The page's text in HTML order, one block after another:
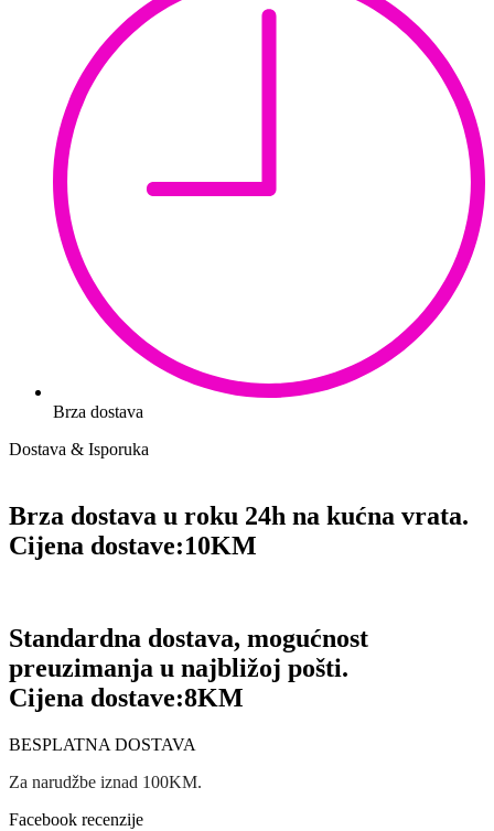
Brza dostava
Dostava & Isporuka
Brza dostava u roku 24h na kućna vrata.
Cijena dostave:10KM
Standardna dostava, mogućnost
preuzimanja u najbližoj pošti.
Cijena dostave:8KM
BESPLATNA DOSTAVA
Za narudžbe iznad 100KM.
Facebook recenzije